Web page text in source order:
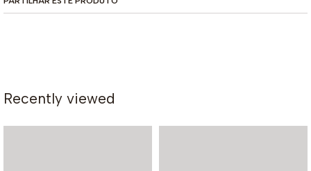
Recently viewed